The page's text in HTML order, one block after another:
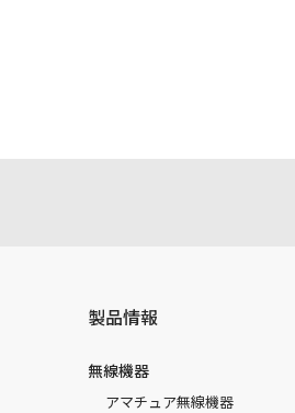
製品情報
無線機器
アマチュア無線機器